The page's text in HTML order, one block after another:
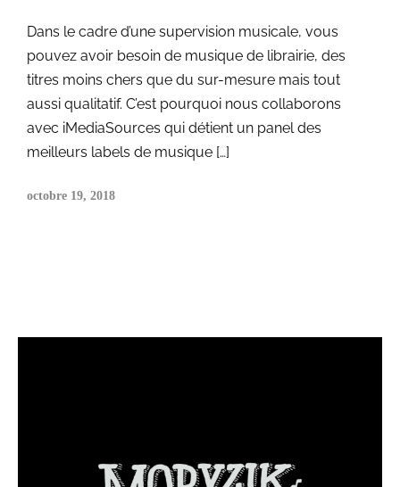
Dans le cadre d’une supervision musicale, vous
pouvez avoir besoin de musique de librairie, des
titres moins chers que du sur-mesure mais tout
aussi qualitatif. C’est pourquoi nous collaborons
avec iMediaSources qui détient un panel des
meilleurs labels de musique […]
octobre 19, 2018